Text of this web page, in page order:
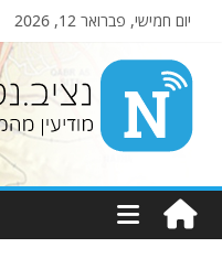
יום חמישי, פברואר 12, 2026
Nziv.net
מודיעין
מהמקורות